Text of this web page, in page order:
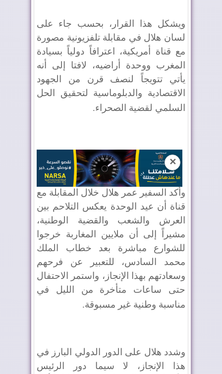
ويشكل هذا القرار، بحسب جاء على
لسان هلال في مقابلة تلفزيونية مصورة
مع قناة أمريكية، اعترافاً دولياً بسيادة
المغرب ووحدة أراضيه، لافتا إلى أنه
يأتي تتويجاً لنصف قرن من الجهود
الاقتصادية والدبلوماسية لتحقيق الحل
السلمي لقضية الصحراء.
✕
وأكد السفير عمر هلال خلال المقابلة مع
قناة أن عيد الوحدة يعكس التلاحم بين
العرش والشعب والقضية الوطنية،
مشيراً إلى أن ملايين المغاربة خرجوا
للشوارع مباشرة بعد خطاب الملك
محمد السادس، للتعبير عن فرحهم
وسعادتهم بهذا الإنجاز، واستمر الاحتفال
حتى ساعات متأخرة من الليل في
مناسبة وطنية غير مسبوقة.
وشدد هلال على الدور الدولي البارز في
هذا الإنجاز، لا سيما دور الرئيس